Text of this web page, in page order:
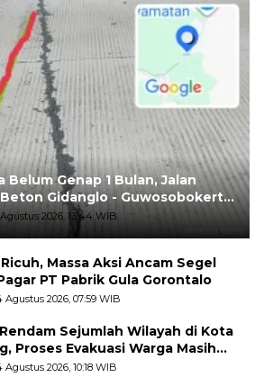
Belum Genap 1 Bulan, Jalan
Gidanglo - Guwosobokerto
Pecah2026, 13:44 WIB
Massa Aksi Ancam Segel
PT Pabrik Gula Gorontalo
Agustus 2026, 07:59 WIB
Sejumlah Wilayah di Kota
Proses Evakuasi Warga Masih
Agustus 2026, 10:18 WIB